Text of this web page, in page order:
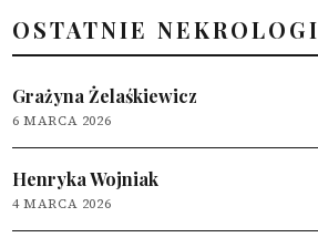
OSTATNIE NEKROLOGI
Grażyna Żelaśkiewicz
6 MARCA 2026
Henryka Wojniak
4 MARCA 2026